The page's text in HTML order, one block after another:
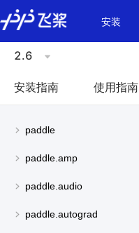
\u200E
安装
2.6
安装指南 使用指南
paddle
paddle.amp
paddle.audio
paddle.autograd